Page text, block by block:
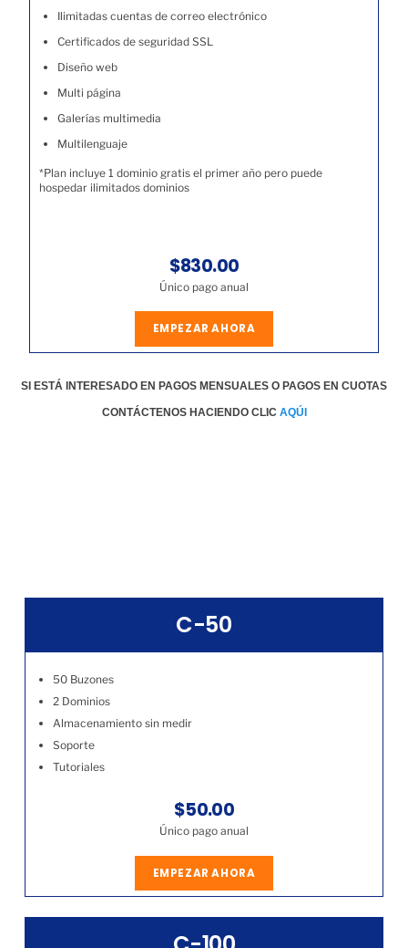
Ilimitadas cuentas de correo electrónico
Certificados de seguridad SSL
Diseño web
Multi página
Galerías multimedia
Multilenguaje
*Plan incluye 1 dominio gratis el primer año pero puede
hospedar ilimitados dominios
$830.00
Único pago anual
EMPEZAR AHORA
SI ESTÁ INTERESADO EN PAGOS MENSUALES O PAGOS EN CUOTAS
CONTÁCTENOS HACIENDO CLIC AQÚI
C-50
50 Buzones
2 Dominios
Almacenamiento sin medir
Soporte
Tutoriales
$50.00
Único pago anual
EMPEZAR AHORA